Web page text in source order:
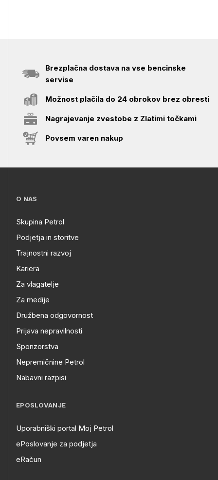
Brezplačna dostava na vse bencinske
servise
Možnost plačila do 24 obrokov brez obresti
Nagrajevanje zvestobe z Zlatimi točkami
Povsem varen nakup
O NAS
Skupina Petrol
Podjetja in storitve
Trajnostni razvoj
Kariera
Za vlagatelje
Za medije
Družbena odgovornost
Prijava nepravilnosti
Sponzorstva
Nepremičnine Petrol
Nabavni razpisi
EPOSLOVANJE
Uporabniški portal Moj Petrol
ePoslovanje za podjetja
eRačun